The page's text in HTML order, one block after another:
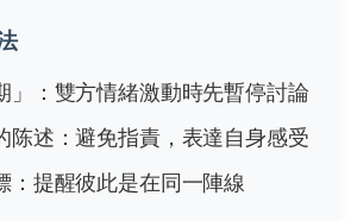
」：雙方情緒激動時先暫停討論
陈述：避免指責，表達自身感受
：提醒彼此是在同一陣線